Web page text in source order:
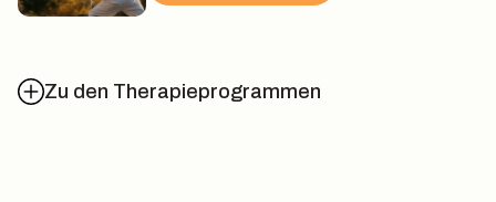
Zu den Therapieprogrammen